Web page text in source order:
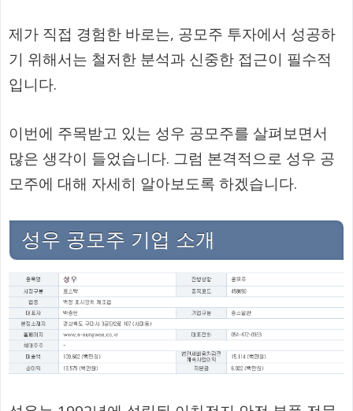
제가 직접 경험한 바로는, 공모주 투자에서 성공하
기 위해서는 철저한 분석과 신중한 접근이 필수적
입니다.
이번에 주목받고 있는 성우 공모주를 살펴보면서
많은 생각이 들었습니다. 그럼 본격적으로 성우 공
모주에 대해 자세히 알아보도록 하겠습니다.
성우 공모주 기업 소개